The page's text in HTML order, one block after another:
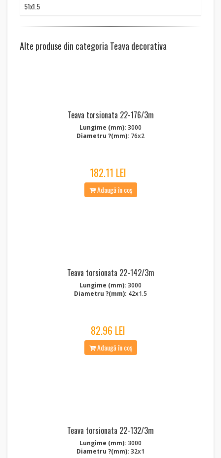
51x1.5
Alte produse din categoria Teava decorativa
Teava torsionata 22-176/3m
Lungime (mm): 3000
Diametru ?(mm): 76x2
182.11 LEI
Adaugă în coș
Teava torsionata 22-142/3m
Lungime (mm): 3000
Diametru ?(mm): 42x1.5
82.96 LEI
Adaugă în coș
Teava torsionata 22-132/3m
Lungime (mm): 3000
Diametru ?(mm): 32x1